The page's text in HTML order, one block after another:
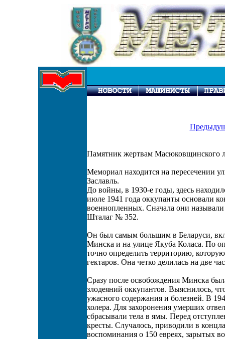
Памятник жертвам Масюковщинского
Мемориал находится на пересечении
Заславль.
До войны, в 1930-е годы, здесь
июле 1941 года оккупанты основали
военнопленных. Сначала они
Шталаг № 352.
Он был самым большим в Беларуси,
Минска и на улице Якуба Коласа. По
точно определить территорию,
гектаров. Она четко делилась на две
Сразу после освобождения Минска
злодеяний оккупантов. Выяснилось,
ужасного содержания и болезней. В
холера. Для захоронения умерших
сбрасывали тела в ямы. Перед
кресты. Случалось, приводили в
воспоминания о 150 евреях, зарытых